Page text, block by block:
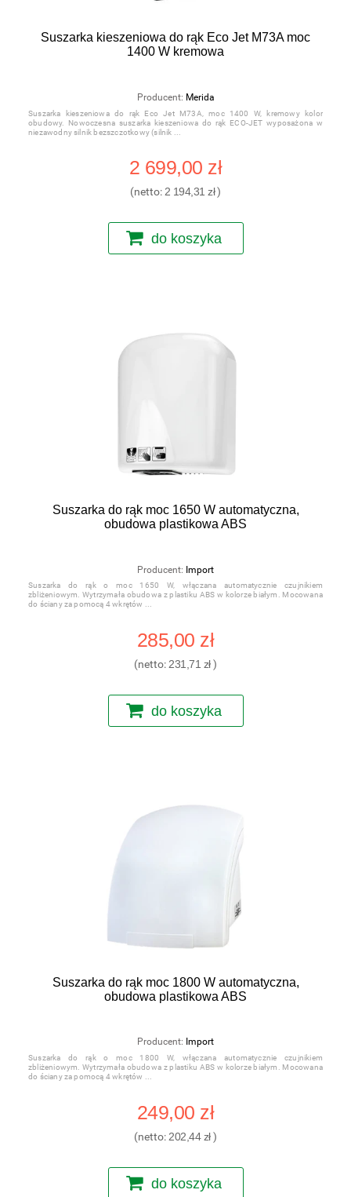
Suszarka kieszeniowa do rąk Eco Jet M73A moc
1400 W kremowa
Producent: Merida
Suszarka kieszeniowa do rąk Eco Jet M73A, moc 1400 W, kremowy kolor
obudowy. Nowoczesna suszarka kieszeniowa do rąk ECO-JET wyposażona w
niezawodny silnik bezszczotkowy (silnik
2 699,00 zł
(netto:2 194,31 zł)
do koszyka
Suszarka do rąk moc 1650 W automatyczna,
obudowa plastikowa ABS
Producent: Import
Suszarka do rąk o moc 1650 W, włączana automatycznie czujnikiem
zbliżeniowym. Wytrzymała obudowa z plastiku ABS w kolorze białym. Mocowana
do ściany za pomocą 4 wkrętów
285,00 zł
(netto:231,71 zł)
do koszyka
Suszarka do rąk moc 1800 W automatyczna,
obudowa plastikowa ABS
Producent: Import
Suszarka do rąk o moc 1800 W, włączana automatycznie czujnikiem
zbliżeniowym. Wytrzymała obudowa z plastiku ABS w kolorze białym. Mocowana
do ściany za pomocą 4 wkrętów
249,00 zł
(netto: 202,44 zł)
do koszyka